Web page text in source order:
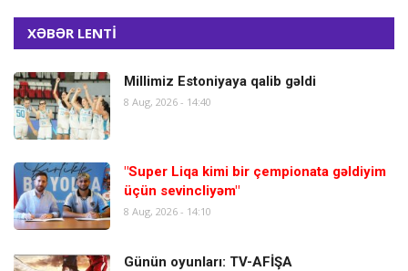
XƏBƏR LENTİ
Millimiz Estoniyaya qalib gəldi
8 Aug, 2026 - 14:40
"Super Liqa kimi bir çempionata gəldiyim
üçün sevincliyəm"
8 Aug, 2026 - 14:10
Günün oyunları: TV-AFİŞA